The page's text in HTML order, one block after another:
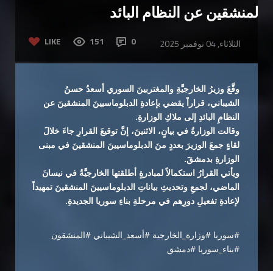
المنشقين عن النظام البائد
LIKE 151 0 الثلاثاء, 04 نوفمبر 2025
وقَّعَ وزيرُ الخارجيَّةِ والمغتربينَ السوري أسعدُ حسنُ
الشيباني، قراراً يقضي بإعادةِ الدبلوماسيينَ المنشقينَ عن
النظامِ البائدِ إلى ملاكِ الوزارةِ.
وقالت الوزارةُ في بيانٍ، الاثنينَ، إنَّ توقيعَ القرارِ جاءَ خلالَ
لقاءٍ جمعَ الوزيرَ بعددٍ منَ الدبلوماسيينَ المنشقينَ في مبنى
الوزارةِ بدمشقَ.
ويأتي القرارُ استكمالاً لمبادرةٍ أطلقتها الخارجيَّةُ في نيسانَ
الماضي، لجمعِ وتحديثِ بياناتِ الدبلوماسيينَ المنشقينَ تمهيداً
لإعادةِ تفعيلِ دورِهم في مرحلةِ بناءِ سوريا الجديدةِ.
#سوريا #وزارة_الخارجية #أسعد_الشيباني #المنشقون
#بناء_سوريا #دمشق